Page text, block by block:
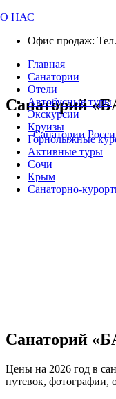
О НАС
Офис продаж:
Главная
Санатории
Отели
Автобусные туры
Экскурсии
Круизы
Горнолыжные
Активные туры
Сочи
Крым
Санаторно-
Санаторий
Санатории
Санаторий
Цены на 2026 год в
путевок, фотографии,